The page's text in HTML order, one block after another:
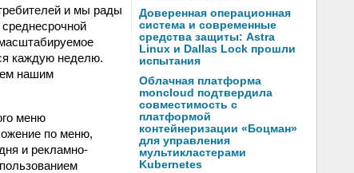
и мы рады
каждую неделю.
нашим
меню
по меню,
и рекламно-
Доверенная операционная
система и современные
средства защиты: Astra
Linux и Dallas Lock прошли
испытания
Облачная платформа
moncloud подтвердила
совместимость с
платформой
контейнеризации «Боцман»
для управления
мультикластерами
Kubernetes